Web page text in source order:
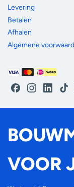
Levering
Betalen
Afhalen
Algemene
Betaalmethoden
FacebookInstagram
LinkedIn
VOOR